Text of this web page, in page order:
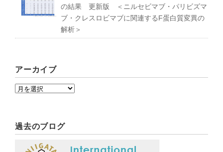
の結果 更新版 ＜ニルセビマブ・パリビズマ
ブ・クレスロビマブに関連するF蛋白質変異の
解析＞
アーカイブ
過去のブログ